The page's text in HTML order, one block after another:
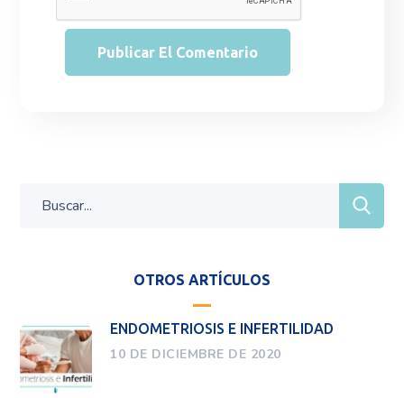
OTROS ARTÍCULOS
ENDOMETRIOSIS E INFERTILIDAD
10 DE DICIEMBRE DE 2020